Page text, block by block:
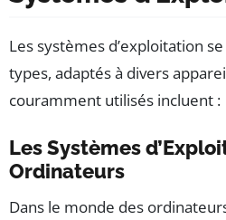
Les systèmes d’exploitation
types, adaptés à divers
couramment utilisés incluent :
Les Systèmes
Ordinateurs
Dans le monde des